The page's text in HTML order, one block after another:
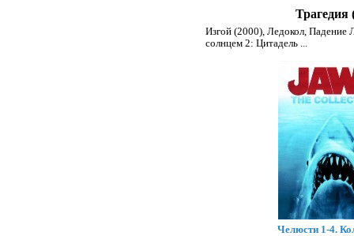
Трагедия
Изгой (2000), Ледокол, Падение
солнцем 2: Цитадель ...
Челюсти 1-4.